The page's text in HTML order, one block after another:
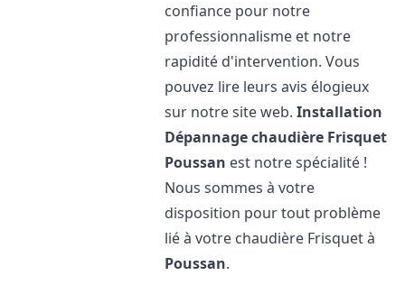
confiance pour notre
professionnalisme et notre
rapidité d'intervention. Vous
pouvez lire leurs avis élogieux
sur notre site web.Installation
Dépannage chaudière Frisquet
Poussan est notre spécialité !
Nous sommes à votre
disposition pour tout problème
lié à votre chaudière Frisquet à
Poussan.